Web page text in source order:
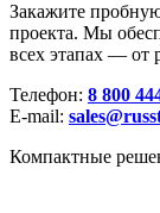
Закажите
проекта. Мы
всех этапах — от
Телефон: 8 800
E‑mail:
Компактные